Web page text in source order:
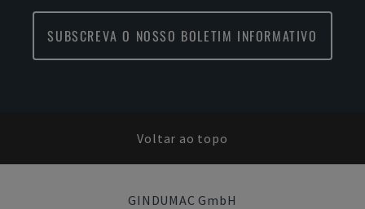
SUBSCREVA O NOSSO BOLETIM INFORMATIVO
Voltar ao topo
GINDUMAC GmbH